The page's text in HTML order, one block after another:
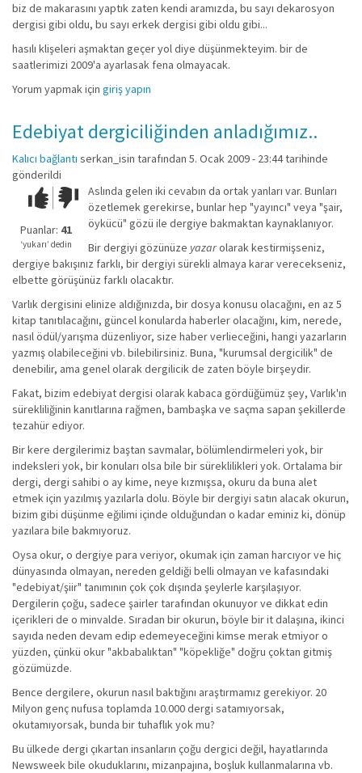
biz de makarasını yaptık zaten kendi aramızda, bu sayı dekarosyon
dergisi gibi oldu, bu sayı erkek dergisi gibi oldu gibi...
hasılı klişeleri aşmaktan geçer yol diye düşünmekteyim. bir de
saatlerimizi 2009'a ayarlasak fena olmayacak.
Yorum yapmak için giriş yapın
Edebiyat dergiciliğinden anladığımız..
Kalıcı bağlantı serkan_isin tarafından 5. Ocak 2009 - 23:44 tarihinde
gönderildi
Çok iyi!O
kadar
iyi
değil!
Puanlar: 41
‘yukarı’ dedin
Aslında gelen iki cevabın da ortak yanları var. Bunları
özetlemek gerekirse, bunlar hep "yayıncı" veya "şair,
öykücü" gözü ile dergiye bakmaktan kaynaklanıyor.
Bir dergiyi gözünüze yazarolarak kestirmişseniz,
dergiye bakışınız farklı, bir dergiyi sürekli almaya karar verecekseniz,
elbette görüşünüz farklı olacaktır.
Varlık dergisini elinize aldığınızda, bir dosya konusu olacağını, en az 5
kitap tanıtılacağını, güncel konularda haberler olacağını, kim, nerede,
nasıl ödül/yarışma düzenliyor, size haber verlieceğini, hangi yazarların
yazmış olabileceğini vb. bilebilirsiniz. Buna, "kurumsal dergicilik" de
denebilir, ama genel olarak dergilicik de zaten böyle birşeydir.
Fakat, bizim edebiyat dergisi olarak kabaca gördüğümüz şey, Varlık'ın
sürekliliğinin kanıtlarına rağmen, bambaşka ve saçma sapan şekillerde
tezahür ediyor.
Bir kere dergilerimiz baştan savmalar, bölümlendirmeleri yok, bir
indeksleri yok, bir konuları olsa bile bir süreklilikleri yok. Ortalama bir
dergi, dergi sahibi o ay kime, neye kızmışsa, okuru da buna alet
etmek için yazılmış yazılarla dolu. Böyle bir dergiyi satın alacak okurun,
bizim gibi düşünme eğilimi içinde olduğundan o kadar eminiz ki, dönüp
yazılara bile bakmıyoruz.
Oysa okur, o dergiye para veriyor, okumak için zaman harcıyor ve hiç
dünyasında olmayan, nereden geldiği belli olmayan ve kafasındaki
"edebiyat/şiir" tanımının çok çok dışında şeylerle karşılaşıyor.
Dergilerin çoğu, sadece şairler tarafından okunuyor ve dikkat edin
içerikleri de o minvalde. Sıradan bir okurun, böyle bir it dalaşına, ikinci
sayıda neden devam edip edemeyeceğini kimse merak etmiyor o
yüzden, çünkü okur "akbabalıktan" "köpekliğe" doğru çoktan gitmiş
gözümüzde.
Bence dergilere, okurun nasıl baktığını araştırmamız gerekiyor. 20
Milyon genç nufusa toplamda 10.000 dergi satamıyorsak,
okutamıyorsak, bunda bir tuhaflık yok mu?
Bu ülkede dergi çıkartan insanların çoğu dergici değil, hayatlarında
Newsweek bile okuduklarını, mizanpajına, boşluk kullanmalarına vb.